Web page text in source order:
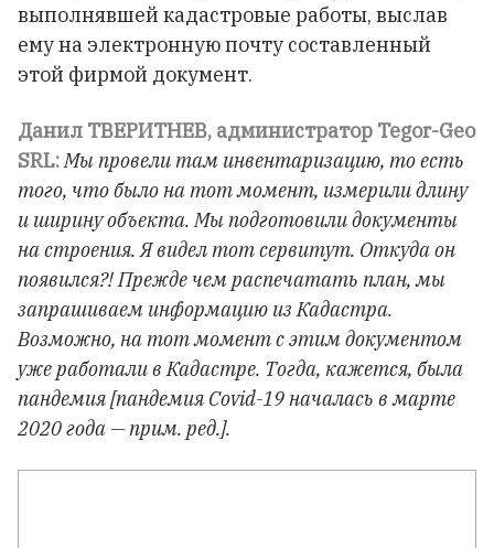
выполнявшей кадастровые работы, выслав
ему на электронную почту составленный
этой фирмой документ.
Данил ТВЕРИТНЕВ, администратор Tegor-Geo
SRL:Мы провели там инвентаризацию, то есть
того, что было на тот момент, измерили длину
и ширину объекта. Мы подготовили документы
на строения. Я видел тот сервитут. Откуда он
появился?! Прежде чем распечатать план, мы
запрашиваем информацию из Кадастра.
Возможно, на тот момент с этим документом
уже работали в Кадастре. Тогда, кажется, была
пандемия [пандемия Covid-19 началась в марте
2020 года — прим. ред.].